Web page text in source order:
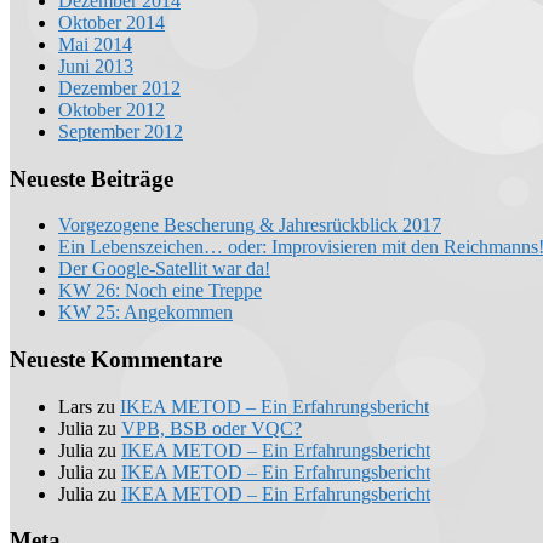
Oktober 2014
Mai 2014
Juni 2013
Dezember 2012
Oktober 2012
September 2012
Neueste Beiträge
Vorgezogene Bescherung & Jahresrückblick 2017
Ein Lebenszeichen… oder: Improvisieren mit den Reichmanns!
Der Google-Satellit war da!
KW 26: Noch eine Treppe
KW 25: Angekommen
Neueste Kommentare
Lars zu IKEA METOD – Ein Erfahrungsbericht
Julia zu VPB, BSB oder VQC?
Julia zu IKEA METOD – Ein Erfahrungsbericht
Julia zu IKEA METOD – Ein Erfahrungsbericht
Julia zu IKEA METOD – Ein Erfahrungsbericht